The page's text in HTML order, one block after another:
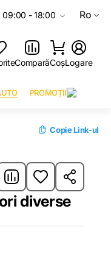
09:00 - 18:00 Ro
ComparăCoșLogare
PROMOȚII
Copie Link-ul
Bentley.Culori diverse